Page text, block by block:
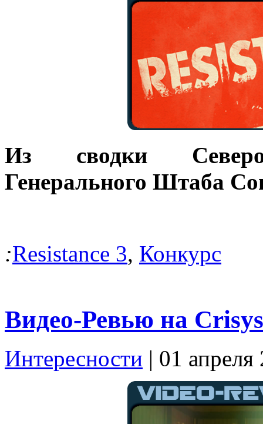
Из сводки
Генерального Штаба
:Resistance 3, Конкурс
Видео-Ревью на
Интересности | 01 апреля